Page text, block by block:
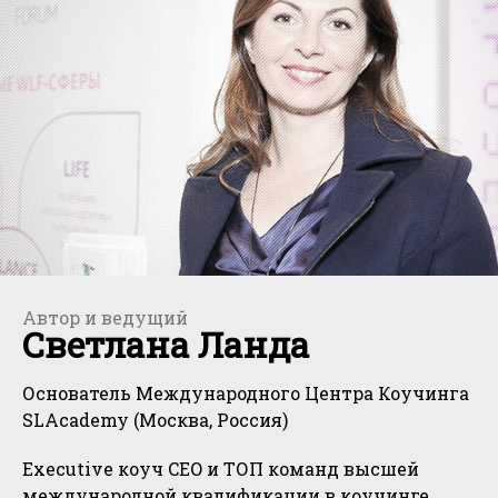
Автор и ведущий
Светлана Ланда
Основатель Международного Центра Коучинга
SLAcademy (Москва, Россия)
Executive коуч CEO и ТОП команд высшей